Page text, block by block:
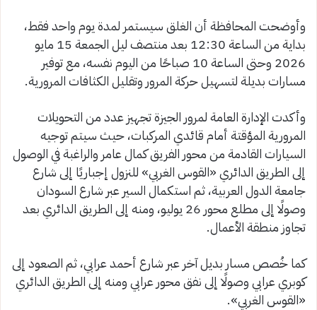
وأوضحت المحافظة أن الغلق سيستمر لمدة يوم واحد فقط،
بداية من الساعة 12:30 بعد منتصف ليل الجمعة 15 مايو
2026 وحتى الساعة 10 صباحًا من اليوم نفسه، مع توفير
مسارات بديلة لتسهيل حركة المرور وتقليل الكثافات المرورية.
وأكدت الإدارة العامة لمرور الجيزة تجهيز عدد من التحويلات
المرورية المؤقتة أمام قائدي المركبات، حيث سيتم توجيه
السيارات القادمة من محور الفريق كمال عامر والراغبة في الوصول
إلى الطريق الدائري «القوس الغربي» للنزول إجباريًا إلى شارع
جامعة الدول العربية، ثم استكمال السير عبر شارع السودان
وصولًا إلى مطلع محور 26 يوليو، ومنه إلى الطريق الدائري بعد
تجاوز منطقة الأعمال.
كما خُصص مسار بديل آخر عبر شارع أحمد عرابي، ثم الصعود إلى
كوبري عرابي وصولًا إلى نفق محور عرابي ومنه إلى الطريق الدائري
«القوس الغربي».